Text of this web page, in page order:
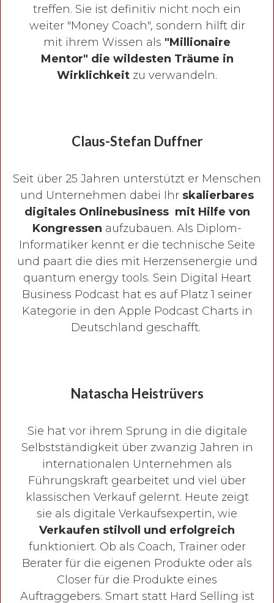
treffen. Sie ist definitiv nicht noch ein
weiter "Money Coach", sondern hilft dir
mit ihrem Wissen als "Millionaire
Mentor" die wildesten Träume in
Wirklichkeit zu verwandeln.
Claus-Stefan Duffner
Seit über 25 Jahren unterstützt er Menschen
und Unternehmen dabei Ihr skalierbares
digitales Onlinebusiness mit Hilfe von
Kongressen aufzubauen. Als Diplom-
Informatiker kennt er die technische Seite
und paart die dies mit Herzensenergie und
quantum energy tools. Sein Digital Heart
Business Podcast hat es auf Platz 1 seiner
Kategorie in den Apple Podcast Charts in
Deutschland geschafft.
Natascha Heistrüvers
Sie hat vor ihrem Sprung in die digitale
Selbstständigkeit über zwanzig Jahren in
internationalen Unternehmen als
Führungskraft gearbeitet und viel über
klassischen Verkauf gelernt. Heute zeigt
sie als digitale Verkaufsexpertin, wie
Verkaufen stilvoll und erfolgreich
funktioniert. Ob als Coach, Trainer oder
Berater für die eigenen Produkte oder als
Closer für die Produkte eines
Auftraggebers. Smart statt Hard Selling ist